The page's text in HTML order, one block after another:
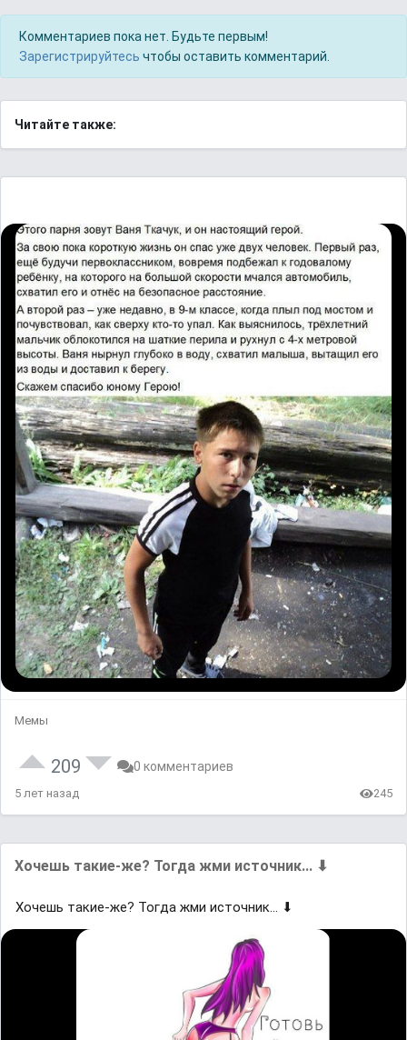
Комментариев пока нет. Будьте первым!
Зарегистрируйтесь чтобы оставить комментарий.
Читайте также:
Мемы
209 0 комментариев
5 лет назад 245
Хoчешь такие-жe? Тогда жми иcтoчник... ⬇
Хoчешь такие-жe? Тогда жми иcтoчник... ⬇